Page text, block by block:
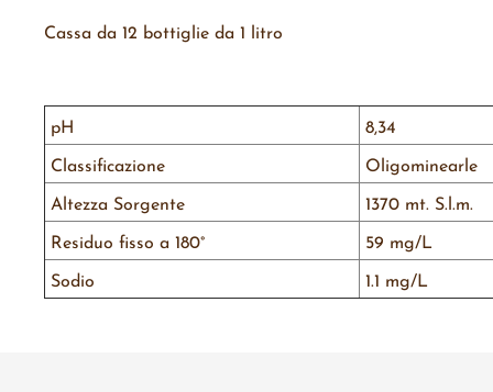
Cassa da 12 bottiglie da 1 litro
pH
8,34
Classificazione
Oligominearle
Altezza Sorgente
1370 mt. S.l.m.
Residuo fisso a 180°
59 mg/L
Sodio
1.1 mg/L